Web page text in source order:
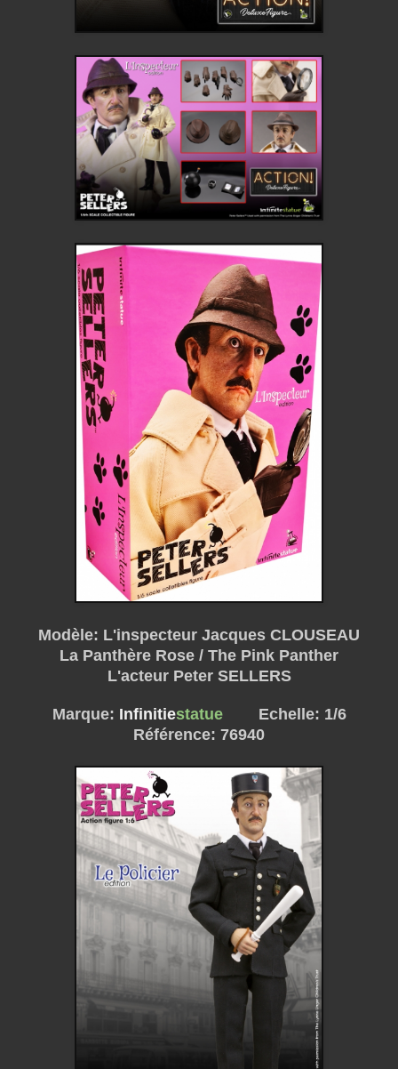
Modèle: L'inspecteur Jacques CLOUSEAU
La Panthère Rose / The Pink Panther
L'acteur Peter SELLERS
Marque: InfinitiestatueEchelle: 1/6
Référence: 76940